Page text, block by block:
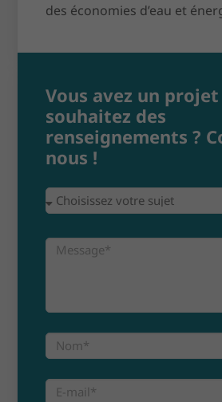
des économies d’eau et
Vous avez un projet
souhaitez des
renseignements ?
nous !